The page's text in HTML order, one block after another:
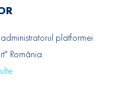
platformei
România.